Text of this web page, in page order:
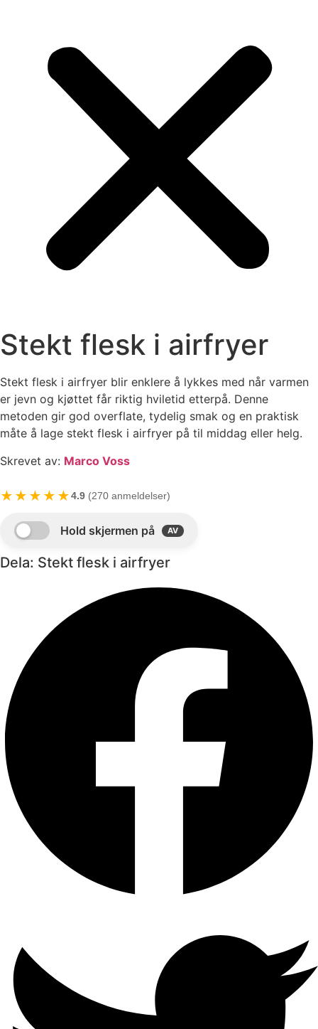
Stekt flesk i airfryer
Stekt flesk i airfryer blir enklere å lykkes med når varmen
er jevn og kjøttet får riktig hviletid etterpå. Denne
metoden gir god overflate, tydelig smak og en praktisk
måte å lage stekt flesk i airfryer på til middag eller helg.
Skrevet av: Marco Voss
★★★★★4.9 (270 anmeldelser)
Dela: Stekt flesk i airfryer